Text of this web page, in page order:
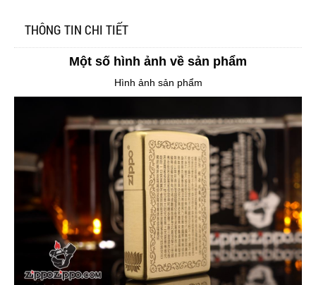
THÔNG TIN CHI TIẾT
Một số hình ảnh về sản phẩm
Hình ảnh sản phẩm